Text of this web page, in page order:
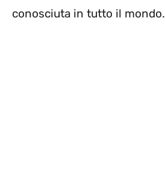
conosciuta in tutto il mondo.